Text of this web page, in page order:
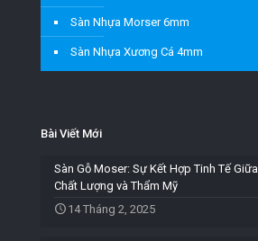
Sàn Nhựa Morser 6mm
Sàn Nhựa Xương Cá 4mm
Bài Viết Mới
Sàn Gỗ Moser: Sự Kết Hợp Tinh Tế Giữa
Chất Lượng và Thẩm Mỹ
14 Tháng 2, 2025